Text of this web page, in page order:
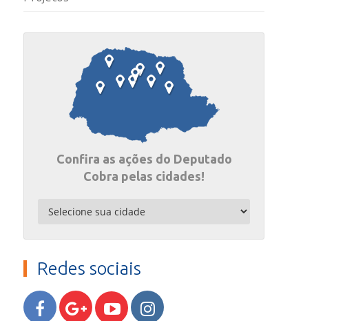
Confira as ações do Deputado
Cobra pelas cidades!
Redes sociais